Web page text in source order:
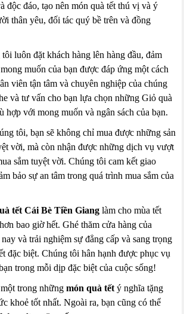
độc đáo, tạo nên món quà tết thú vị và ý
thân yêu, đối tác quý bề trên và đồng
luôn đặt khách hàng lên hàng đầu, đảm
muốn của bạn được đáp ứng một cách
viên tận tâm và chuyên nghiệp của chúng
và tư vấn cho bạn lựa chọn những Giỏ quà
hợp với mong muốn và ngân sách của bạn.
tôi, bạn sẽ không chỉ mua được những sản
vời, mà còn nhận được những dịch vụ vượt
sắm tuyệt vời. Chúng tôi cam kết giao
bảo sự an tâm trong quá trình mua sắm của
tết Cái Bè Tiền Giang làm cho mùa tết
bao giờ hết. Ghé thăm cửa hàng của
và trải nghiệm sự đẳng cấp và sang trọng
đặc biệt. Chúng tôi hân hạnh được phục vụ
trong mỗi dịp đặc biệt của cuộc sống!
trong nhữngmón quà tếtý nghĩa tặng
khoẻ tốt nhất. Ngoài ra, bạn cũng có thể